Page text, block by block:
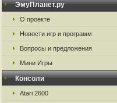
ЭмуПланет.ру
О проекте
Новости игр и программ
Вопросы и предложения
Мини Игры
Консоли
Atari 2600